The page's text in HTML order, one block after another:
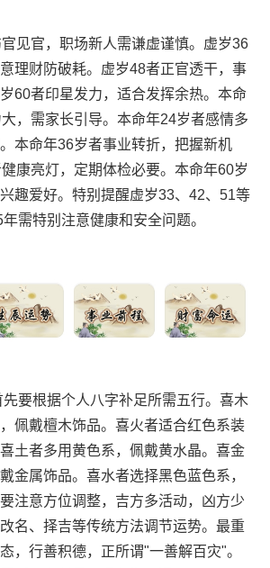
见官，职场新人需谦虚谨慎。虚岁36
理财防破耗。虚岁48者正官透干，事
60者印星发力，适合发挥余热。本命
，需家长引导。本命年24岁者感情多
本命年36岁者事业转折，把握新机
康亮灯，定期体检必要。本命年60岁
趣爱好。特别提醒虚岁33、42、51等
需特别注意健康和安全问题。
要根据个人八字补足所需五行。喜木
佩戴檀木饰品。喜火者适合红色系装
土者多用黄色系，佩戴黄水晶。喜金
金属饰品。喜水者选择黑色蓝色系，
注意方位调整，吉方多活动，凶方少
名、择吉等传统方法调节运势。最重
，行善积德，正所谓"一善解百灾"。